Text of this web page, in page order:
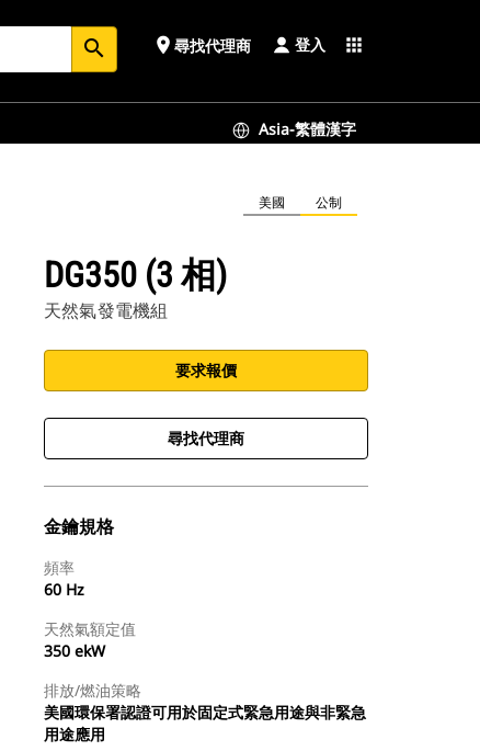
search place 尋找代理商 登入 apps
Asia-繁體漢字
美國 公制
DG350 (3 相)
天然氣發電機組
要求報價
尋找代理商
金鑰規格
頻率
60 Hz
天然氣額定值
350 ekW
排放/燃油策略
美國環保署認證可用於固定式緊急用途與非緊急
用途應用